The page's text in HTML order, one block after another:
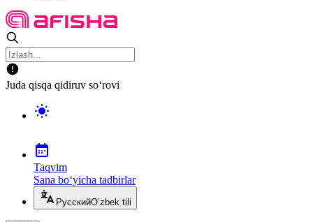
Juda qisqa qidiruv so‘rovi
Taqvim
Sana bo‘yicha tadbirlar
РусскийO‘zbek tili